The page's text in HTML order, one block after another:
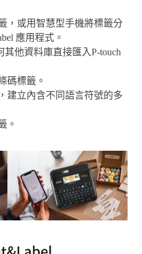
，或用智慧型手機將標籤分
應用程式。
其他資料庫直接匯入P-touch
碼標籤。
建立內含不同語言符號的多
。